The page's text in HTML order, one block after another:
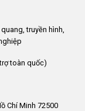
truyền hình,
toàn quốc)
Chí Minh 72500